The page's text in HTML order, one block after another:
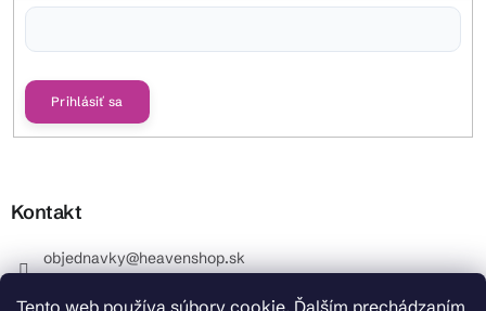
Tento web používa súbory cookie. Ďalším prechádzaním
Prihlásiť sa
Kontakt
objednavky@heavenshop.sk